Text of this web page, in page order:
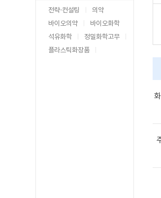
전략·컨설팅
의약
바이오의약
바이오화학
석유화학
정밀화학고무
플라스틱화장품